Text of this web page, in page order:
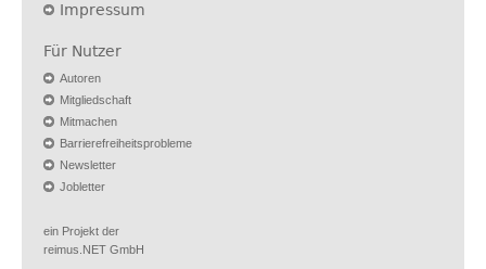
Impressum
Für Nutzer
Autoren
Mitgliedschaft
Mitmachen
Barrierefreiheitsprobleme
Newsletter
Jobletter
ein Projekt der
reimus.NET GmbH